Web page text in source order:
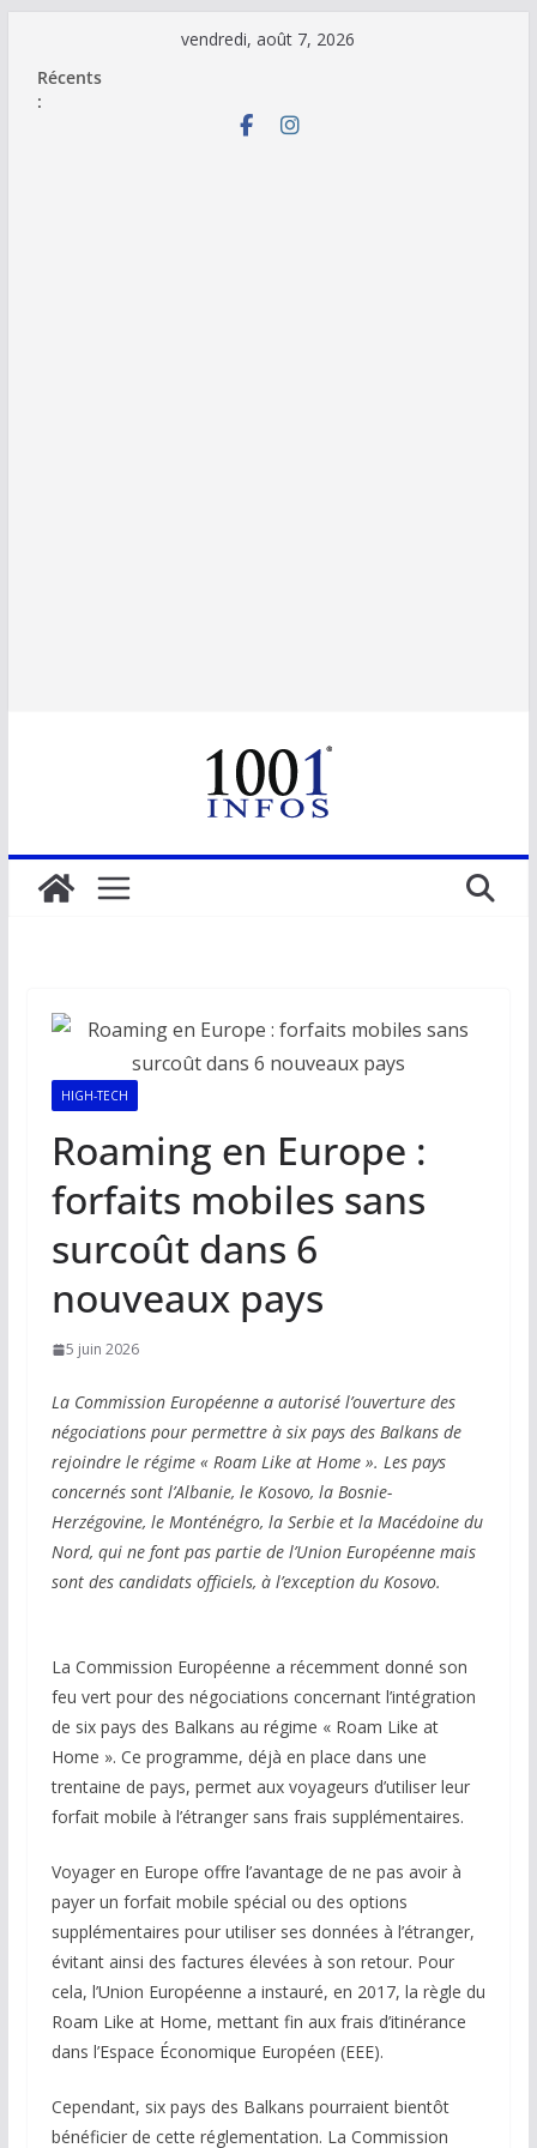
contenu
vendredi, août 7, 2026
Récents
:
HIGH-TECH
Roaming en Europe :
forfaits mobiles sans
surcoût dans 6
nouveaux pays
5 juin 2026
La Commission Européenne a autorisé l’ouverture des
négociations pour permettre à six pays des Balkans de
rejoindre le régime « Roam Like at Home ». Les pays
concernés sont l’Albanie, le Kosovo, la Bosnie-
Herzégovine, le Monténégro, la Serbie et la Macédoine du
Nord, qui ne font pas partie de l’Union Européenne mais
sont des candidats officiels, à l’exception du Kosovo.
La Commission Européenne a récemment donné son
feu vert pour des négociations concernant l’intégration
de six pays des Balkans au régime « Roam Like at
Home ». Ce programme, déjà en place dans une
trentaine de pays, permet aux voyageurs d’utiliser leur
forfait mobile à l’étranger sans frais supplémentaires.
Voyager en Europe offre l’avantage de ne pas avoir à
payer un forfait mobile spécial ou des options
supplémentaires pour utiliser ses données à l’étranger,
évitant ainsi des factures élevées à son retour. Pour
cela, l’Union Européenne a instauré, en 2017, la règle du
Roam Like at Home, mettant fin aux frais d’itinérance
dans l’Espace Économique Européen (EEE).
Cependant, six pays des Balkans pourraient bientôt
bénéficier de cette réglementation. La Commission